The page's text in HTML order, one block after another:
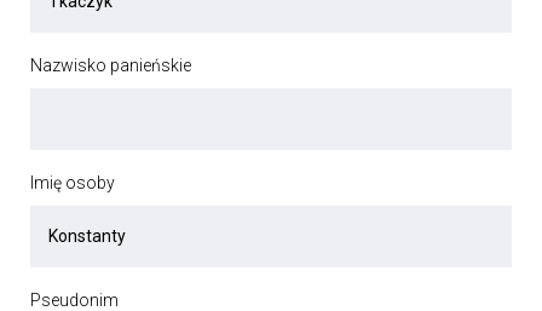
Nazwisko panieńskie
Imię osoby
Pseudonim